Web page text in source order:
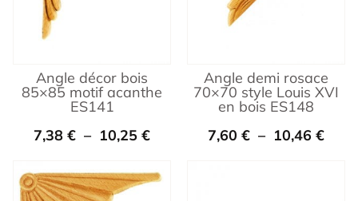
Angle décor bois
85×85 motif acanthe
ES141
7,38 € – 10,25 €
Angle demi rosace
70×70 style Louis XVI
en bois ES148
7,60 € – 10,46 €